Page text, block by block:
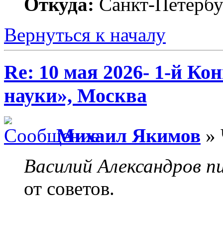
Вернуться к началу
Re: 10 мая 2026- 1-й
науки», Москва
Михаил Якимов »
Василий Александров
от советов.